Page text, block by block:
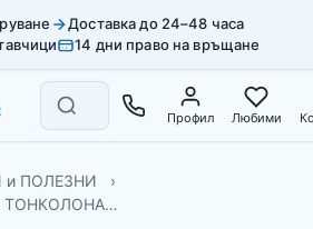
Доставка до 24–48 часа
14 дни право на връщане
Профил Любими
и ПОЛЕЗНИ
ТОНКОЛОНА…